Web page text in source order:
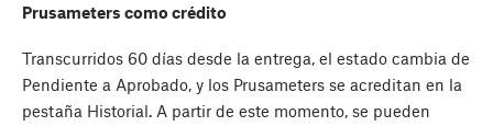
Prusameters como crédito
Transcurridos 60 días desde la entrega, el estado cambia de
Pendiente a Aprobado, y los Prusameters se acreditan en la
pestaña Historial. A partir de este momento, se pueden